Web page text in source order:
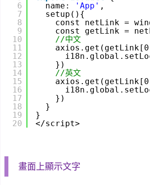
6
7
8
9
10
11
12
13
14
15
16
17
18
19
20
name:
'App' ,
setup(){
const netLink =
const getLink =
//中文
})
//英文
})
}
}
</script>
畫面上顯示文字